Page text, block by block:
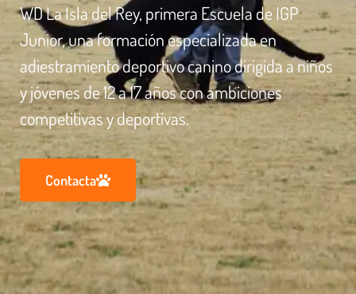
WD La Isla del Rey, primera Escuela de IGP
Junior, una formación especializada en
adiestramiento deportivo canino dirigida a niños
y jóvenes de 12 a 17 años con ambiciones
competitivas y deportivas.
Contacta